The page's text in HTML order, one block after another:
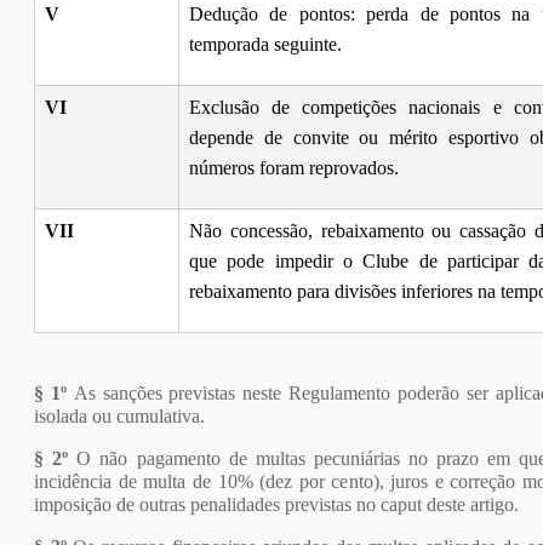
V
Dedução de pontos: perda de pontos na
temporada seguinte.
VI
Exclusão de competições nacionais e
depende de convite ou mérito esportivo
números foram reprovados.
VII
Não concessão, rebaixamento ou cassação
que pode impedir o Clube de participar
rebaixamento para divisões inferiores na
§ 1º As sanções previstas neste Regulamento poderão ser
isolada ou cumulativa.
§ 2ºO não pagamento de multas pecuniárias no prazo em
incidência de multa de 10% (dez por cento), juros e correção
imposição de outras penalidades previstas no caput deste artigo.